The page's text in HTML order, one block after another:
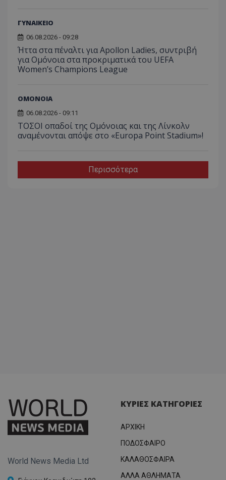
ΓΥΝΑΙΚΕΙΟ
06.08.2026 - 09:28
Ήττα στα πέναλτι για Apollon Ladies, συντριβή
για Ομόνοια στα προκριματικά του UEFA
Women’s Champions League
ΟΜΟΝΟΙΑ
06.08.2026 - 09:11
ΤΟΣΟΙ οπαδοί της Ομόνοιας και της Λίνκολν
αναμένονται απόψε στο «Europa Point Stadium»!
Περισσότερα
World News Media Ltd
ΚΥΡΙΕΣ ΚΑΤΗΓΟΡΙΕΣ
ΑΡΧΙΚΗ
ΠΟΔΟΣΦΑΙΡΟ
ΚΑΛΑΘΟΣΦΑΙΡΑ
ΑΛΛΑ ΑΘΛΗΜΑΤΑ